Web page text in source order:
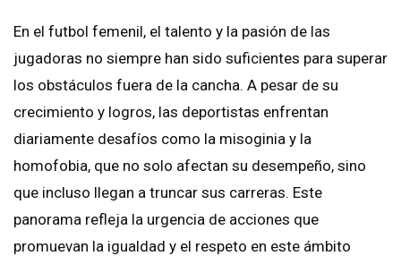
En el futbol femenil, el talento y la pasión de las
jugadoras no siempre han sido suficientes para superar
los obstáculos fuera de la cancha. A pesar de su
crecimiento y logros, las deportistas enfrentan
diariamente desafíos como la misoginia y la
homofobia, que no solo afectan su desempeño, sino
que incluso llegan a truncar sus carreras. Este
panorama refleja la urgencia de acciones que
promuevan la igualdad y el respeto en este ámbito